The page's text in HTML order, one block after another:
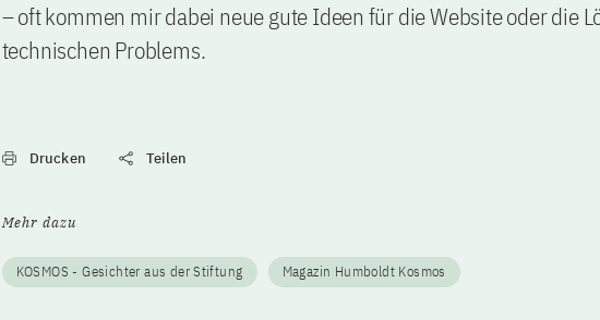
– oft kommen mir dabei neue gute Ideen für die Website oder die
technischen Problems.
Drucken Teilen
Mehr dazu
KOSMOS - Gesichter aus der Stiftung Magazin Humboldt Kosmos